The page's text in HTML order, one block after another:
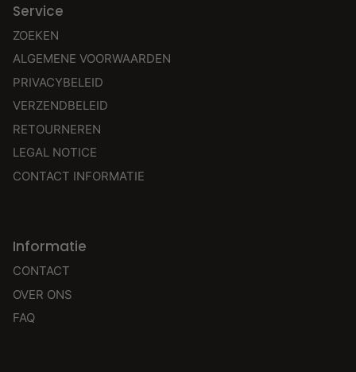
Service
ZOEKEN
ALGEMENE VOORWAARDEN
PRIVACYBELEID
VERZENDBELEID
RETOURNEREN
LEGAL NOTICE
CONTACT INFORMATIE
Informatie
CONTACT
OVER ONS
FAQ